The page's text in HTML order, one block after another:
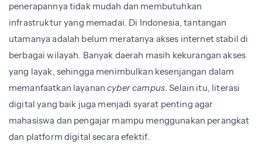
penerapannya tidak mudah dan membutuhkan
infrastruktur yang memadai. Di Indonesia, tantangan
utamanya adalah belum meratanya akses internet stabil di
berbagai wilayah. Banyak daerah masih kekurangan akses
yang layak, sehingga menimbulkan kesenjangan dalam
memanfaatkan layanancyber campus. Selain itu, literasi
digital yang baik juga menjadi syarat penting agar
mahasiswa dan pengajar mampu menggunakan perangkat
dan platform digital secara efektif.